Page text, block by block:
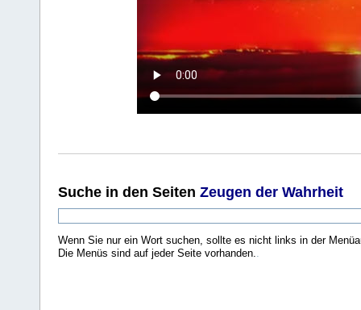
Suche in den Seiten Zeugen der Wahrheit
Wenn Sie nur ein Wort suchen, sollte es nicht links in der
Die Menüs sind auf jeder Seite vorhanden..